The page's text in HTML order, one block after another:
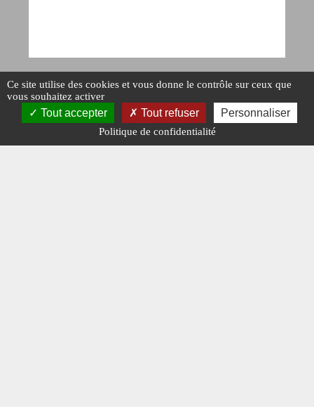
Ce site utilise des cookies et vous donne le contrôle sur ceux que
vous souhaitez activer
Tout accepter Tout refuser Personnaliser
Politique de confidentialité